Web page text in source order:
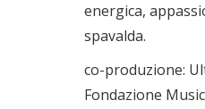
energica,
spavalda.
co-produzione:
Fondazione